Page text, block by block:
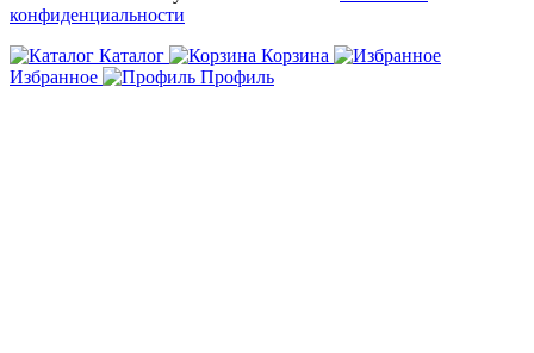
конфиденциальности
Каталог
Корзина
Избранное
Профиль